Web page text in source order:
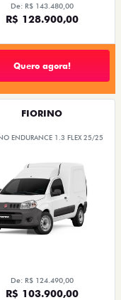
De: R$ 143.480,00
R$ 128.900,00
Quero agora!
FIORINO
ENDURANCE 1.3 FLEX 25/25
De: R$ 124.490,00
R$ 103.900,00